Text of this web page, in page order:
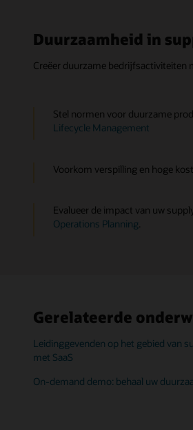
Duurzaamheid in
Creëer duurzame bedrijfsactiviteiten
Stel normen voor duurzame
Lifecycle Management
Voorkom verspilling en hoge
Evalueer de impact van uw
Operations Planning.
Gerelateerde
Leidinggevenden op het gebied van
met SaaS
On-demand demo: behaal uw